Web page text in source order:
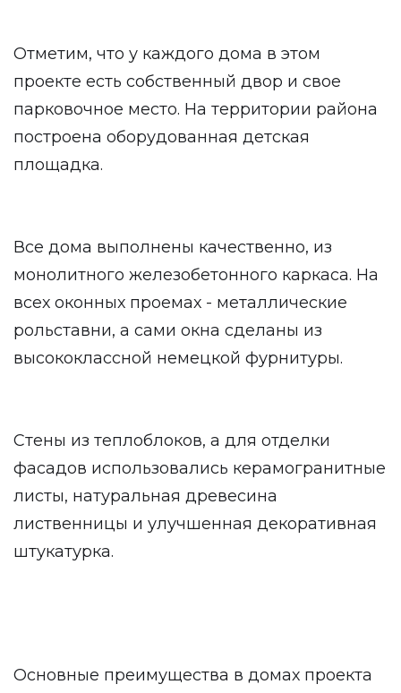
Отметим, что у каждого дома в этом
проекте есть собственный двор и свое
парковочное место. На территории района
построена оборудованная детская
площадка.
Все дома выполнены качественно, из
монолитного железобетонного каркаса. На
всех оконных проемах - металлические
рольставни, а сами окна сделаны из
высококлассной немецкой фурнитуры.
Стены из теплоблоков, а для отделки
фасадов использовались керамогранитные
листы, натуральная древесина
лиственницы и улучшенная декоративная
штукатурка.
Основные преимущества в домах проекта